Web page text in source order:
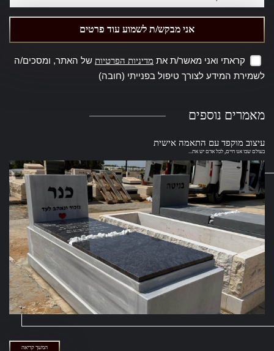
קראתי ואני מאשר/ת את מדיניות הפרטיות של האתר, ומסכים/ה
לשמירת המידע לצורך טיפול בפנייתי (חובה)
מאמרים נוספים
עיצוב מוקפד עם התאמה אישית
בעולם שבו אנו חיים, לכל אדם יש את...
המשך קריאה